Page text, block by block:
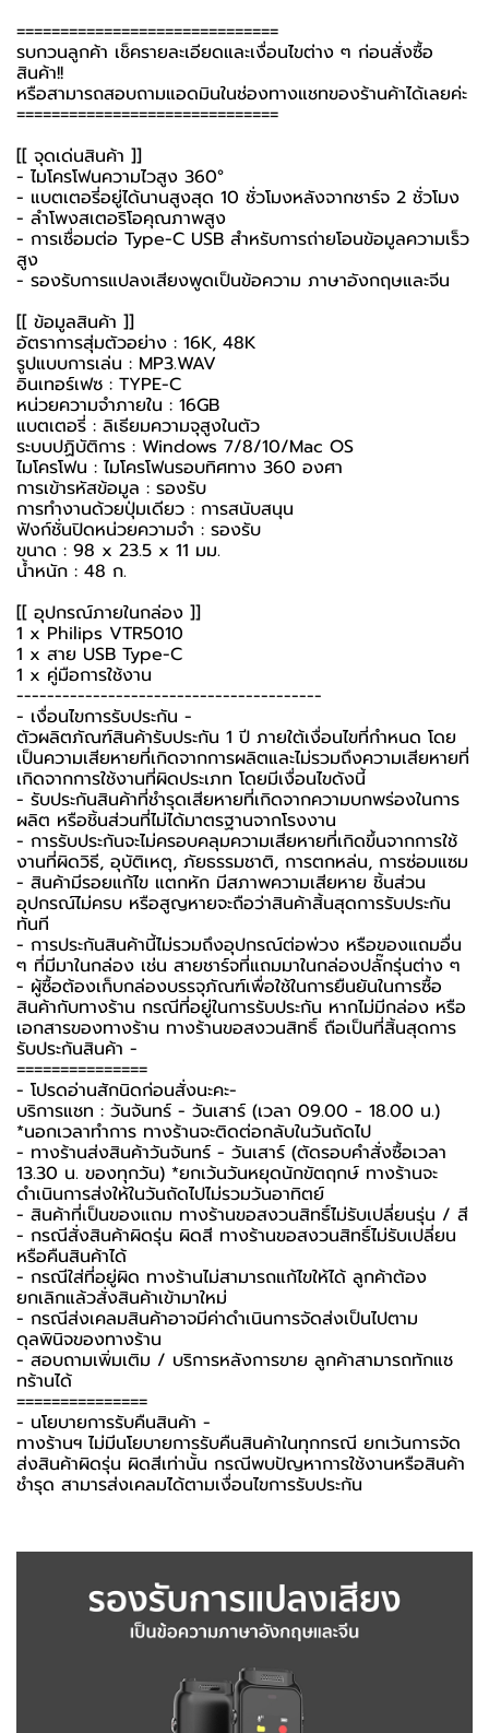
==============================
รบกวนลูกค้า เช็ครายละเอียดและเงื่อนไขต่าง ๆ ก่อนสั่งซื้อ
สินค้า!!
หรือสามารถสอบถามแอดมินในช่องทางแชทของร้านค้าได้เลยค่ะ
==============================
[[ จุดเด่นสินค้า ]]
- ไมโครโฟนความไวสูง 360°
- แบตเตอรี่อยู่ได้นานสูงสุด 10 ชั่วโมงหลังจากชาร์จ 2 ชั่วโมง
- ลำโพงสเตอริโอคุณภาพสูง
- การเชื่อมต่อ Type-C USB สำหรับการถ่ายโอนข้อมูลความเร็ว
สูง
- รองรับการแปลงเสียงพูดเป็นข้อความ ภาษาอังกฤษและจีน
[[ ข้อมูลสินค้า ]]
อัตราการสุ่มตัวอย่าง : 16K, 48K
รูปแบบการเล่น : MP3.WAV
อินเทอร์เฟซ : TYPE-C
หน่วยความจำภายใน : 16GB
แบตเตอรี่ : ลิเธียมความจุสูงในตัว
ระบบปฏิบัติการ : Windows 7/8/10/Mac OS
ไมโครโฟน : ไมโครโฟนรอบทิศทาง 360 องศา
การเข้ารหัสข้อมูล : รองรับ
การทำงานด้วยปุ่มเดียว : การสนับสนุน
ฟังก์ชั่นปิดหน่วยความจำ : รองรับ
ขนาด : 98 x 23.5 x 11 มม.
น้ำหนัก : 48 ก.
[[ อุปกรณ์ภายในกล่อง ]]
1 x Philips VTR5010
1 x สาย USB Type-C
1 x คู่มือการใช้งาน
----------------------------------------
-️ เงื่อนไขการรับประกัน -️
ตัวผลิตภัณฑ์สินค้ารับประกัน 1 ปี ภายใต้เงื่อนไขที่กำหนด โดย
เป็นความเสียหายที่เกิดจากการผลิตและไม่รวมถึงความเสียหายที่
เกิดจากการใช้งานที่ผิดประเภท โดยมีเงื่อนไขดังนี้
- รับประกันสินค้าที่ชำรุดเสียหายที่เกิดจากความบกพร่องในการ
ผลิต หรือชิ้นส่วนที่ไม่ได้มาตรฐานจากโรงงาน
- การรับประกันจะไม่ครอบคลุมความเสียหายที่เกิดขึ้นจากการใช้
งานที่ผิดวิธี, อุบัติเหตุ, ภัยธรรมชาติ, การตกหล่น, การซ่อมแซม
- สินค้ามีรอยแก้ไข แตกหัก มีสภาพความเสียหาย ชิ้นส่วน
อุปกรณ์ไม่ครบ หรือสูญหายจะถือว่าสินค้าสิ้นสุดการรับประกัน
ทันที
- การประกันสินค้านี้ไม่รวมถึงอุปกรณ์ต่อพ่วง หรือของแถมอื่น
ๆ ที่มีมาในกล่อง เช่น สายชาร์จที่แถมมาในกล่องปลั๊กรุ่นต่าง ๆ
-️ ผู้ซื้อต้องเก็บกล่องบรรจุภัณฑ์เพื่อใช้ในการยืนยันในการซื้อ
สินค้ากับทางร้าน กรณีที่อยู่ในการรับประกัน หากไม่มีกล่อง หรือ
เอกสารของทางร้าน ทางร้านขอสงวนสิทธิ์ ถือเป็นที่สิ้นสุดการ
รับประกันสินค้า -️
===============
-️ โปรดอ่านสักนิดก่อนสั่งนะคะ-️
บริการแชท : วันจันทร์ - วันเสาร์ (เวลา 09.00 - 18.00 น.)
*นอกเวลาทำการ ทางร้านจะติดต่อกลับในวันถัดไป
- ทางร้านส่งสินค้าวันจันทร์ - วันเสาร์ (ตัดรอบคำสั่งซื้อเวลา
13.30 น. ของทุกวัน) *ยกเว้นวันหยุดนักขัตฤกษ์ ทางร้านจะ
ดำเนินการส่งให้ในวันถัดไปไม่รวมวันอาทิตย์
- สินค้าที่เป็นของแถม ทางร้านขอสงวนสิทธิ์ไม่รับเปลี่ยนรุ่น / สี
- กรณีสั่งสินค้าผิดรุ่น ผิดสี ทางร้านขอสงวนสิทธิ์ไม่รับเปลี่ยน
หรือคืนสินค้าได้
- กรณีใส่ที่อยู่ผิด ทางร้านไม่สามารถแก้ไขให้ได้ ลูกค้าต้อง
ยกเลิกแล้วสั่งสินค้าเข้ามาใหม่
- กรณีส่งเคลมสินค้าอาจมีค่าดำเนินการจัดส่งเป็นไปตาม
ดุลพินิจของทางร้าน
- สอบถามเพิ่มเติม / บริการหลังการขาย ลูกค้าสามารถทักแช
ทร้านได้
===============
-️ นโยบายการรับคืนสินค้า -️
ทางร้านฯ ไม่มีนโยบายการรับคืนสินค้าในทุกกรณี ยกเว้นการจัด
ส่งสินค้าผิดรุ่น ผิดสีเท่านั้น กรณีพบปัญหาการใช้งานหรือสินค้า
ชำรุด สามารส่งเคลมได้ตามเงื่อนไขการรับประกัน